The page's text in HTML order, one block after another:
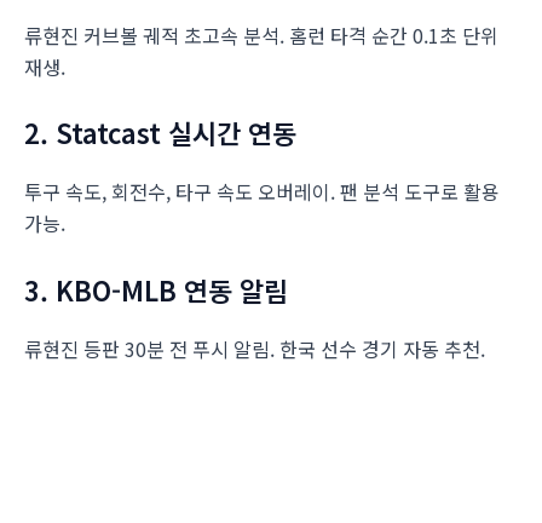
류현진 커브볼 궤적 초고속 분석. 홈런 타격 순간 0.1초 단위
재생.
2. Statcast 실시간 연동
투구 속도, 회전수, 타구 속도 오버레이. 팬 분석 도구로 활용
가능.
3. KBO-MLB 연동 알림
류현진 등판 30분 전 푸시 알림. 한국 선수 경기 자동 추천.